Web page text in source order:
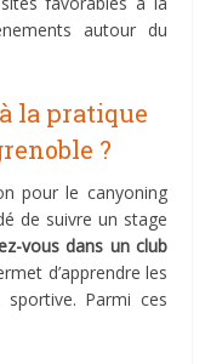
autour du
la pratique
?
pour le canyoning
de suivre un stage
vous dans un club
d’apprendre les
Parmi ces